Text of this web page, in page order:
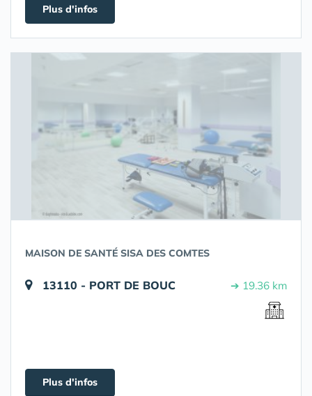
Plus d'infos
MAISON DE SANTÉ SISA DES COMTES
13110 - PORT DE BOUC ➔ 19.36 km
Plus d'infos